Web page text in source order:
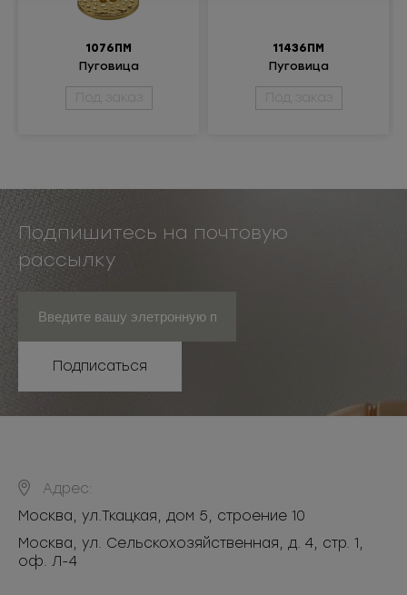
1076ПМ
Пуговица
металлическая
Под заказ
11436ПМ
Пуговица
металлическая
Под заказ
Подпишитесь на почтовую
рассылку
Подписаться
Адрес:
Москва, ул.Ткацкая, дом 5, строение 10
Москва, ул. Сельскохозяйственная, д. 4, стр. 1,
оф. Л-4